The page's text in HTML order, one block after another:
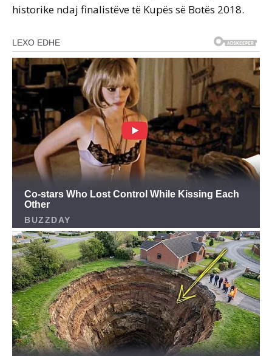
historike ndaj finalistëve të Kupës së Botës 2018.